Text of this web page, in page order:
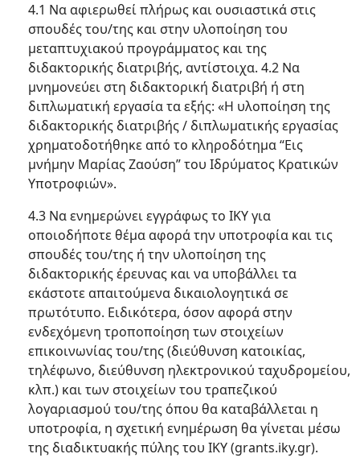
4.1 Να αφιερωθεί πλήρως και ουσιαστικά στις
σπουδές του/της και στην υλοποίηση του
μεταπτυχιακού προγράμματος και της
διδακτορικής διατριβής, αντίστοιχα. 4.2 Να
μνημονεύει στη διδακτορική διατριβή ή στη
διπλωματική εργασία τα εξής: «Η υλοποίηση της
διδακτορικής διατριβής / διπλωματικής εργασίας
χρηματοδοτήθηκε από το κληροδότημα “Εις
μνήμην Μαρίας Ζαούση” του Ιδρύματος Κρατικών
Υποτροφιών».
4.3 Να ενημερώνει εγγράφως το ΙΚΥ για
οποιοδήποτε θέμα αφορά την υποτροφία και τις
σπουδές του/της ή την υλοποίηση της
διδακτορικής έρευνας και να υποβάλλει τα
εκάστοτε απαιτούμενα δικαιολογητικά σε
πρωτότυπο. Ειδικότερα, όσον αφορά στην
ενδεχόμενη τροποποίηση των στοιχείων
επικοινωνίας του/της (διεύθυνση κατοικίας,
τηλέφωνο, διεύθυνση ηλεκτρονικού ταχυδρομείου,
κλπ.) και των στοιχείων του τραπεζικού
λογαριασμού του/της όπου θα καταβάλλεται η
υποτροφία, η σχετική ενημέρωση θα γίνεται μέσω
της διαδικτυακής πύλης του ΙΚΥ (grants.iky.gr).